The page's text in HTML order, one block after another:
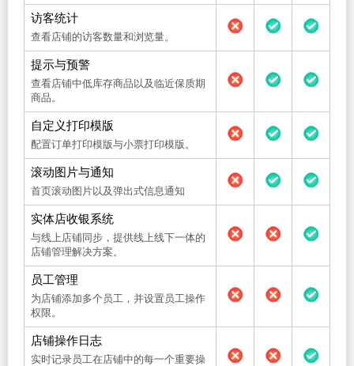
访客统计
查看店铺的访客数量和浏览量。
提示与预警
查看店铺中低库存商品以及临近保质期
商品。
自定义打印模版
配置订单打印模版与小票打印模版。
滚动图片与通知
首页滚动图片以及弹出式信息通知
实体店收银系统
与线上店铺同步，提供线上线下一体的
店铺管理解决方案。
员工管理
为店铺添加多个员工，并设置员工操作
权限。
店铺操作日志
实时记录员工在店铺中的每一个重要操